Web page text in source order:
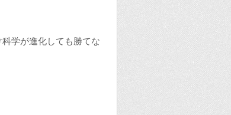
学が進化しても勝てな